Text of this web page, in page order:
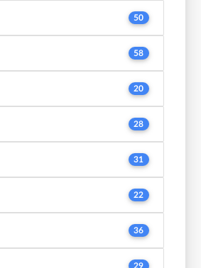
50
58
20
28
31
22
36
29